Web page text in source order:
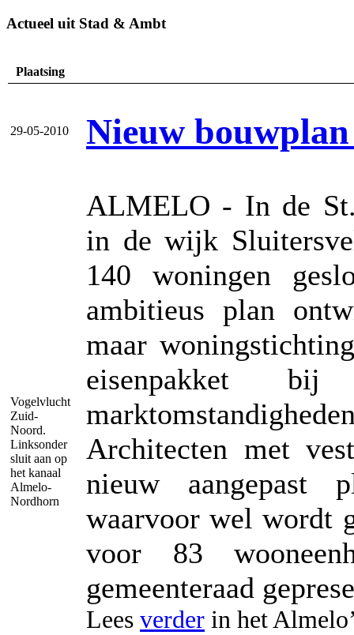
Actueel uit Stad & Ambt
Plaatsing
29-05-2010 Nieuw
Vogelvlucht
Zuid-
Noord.
Linksonder
sluit aan op
het kanaal
Almelo-
Nordhorn
ALMELO - In de St.
in de wijk
140 woningen
ambitieus plan
maar
eisenpakket
Architecten met
nieuw aangepast
waarvoor wel wordt
voor 83
gemeenteraad
Lees verder in het